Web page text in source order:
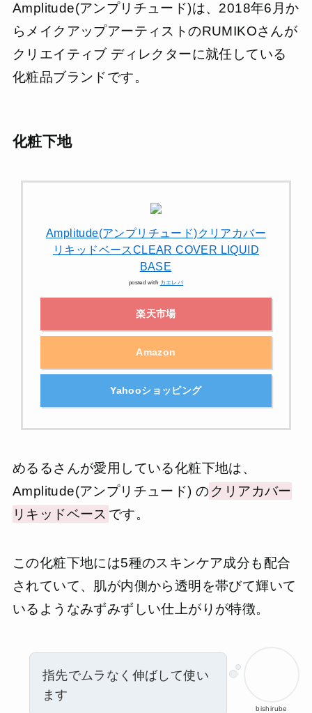
Amplitude(アンプリチュード)は、2018年6月か
らメイクアップアーティストのRUMIKOさんが
クリエイティブ ディレクターに就任している
化粧品ブランドです。
化粧下地
Amplitude(アンプリチュード)クリアカバー
リキッドベースCLEAR COVER LIQUID
BASE
posted with カエレバ
楽天市場
Amazon
Yahooショッピング
めるるさんが愛用している化粧下地は、
Amplitude(アンプリチュード) のクリアカバー
リキッドベース です。
この化粧下地には5種のスキンケア成分も配合
されていて、肌が内側から透明を帯びて輝いて
いるようなみずみずしい仕上がりが特徴。
bishirube
指先でムラなく伸ばして使い
ます